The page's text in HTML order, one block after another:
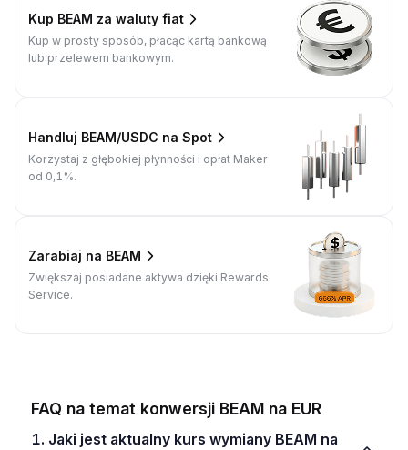
Kup BEAM za waluty fiat
Kup w prosty sposób, płacąc kartą bankową
lub przelewem bankowym.
Handluj BEAM/USDC na Spot
Korzystaj z głębokiej płynności i opłat Maker
od 0,1%.
Zarabiaj na BEAM
Zwiększaj posiadane aktywa dzięki Rewards
Service.
FAQ na temat konwersji BEAM na EUR
1. Jaki jest aktualny kurs wymiany BEAM na